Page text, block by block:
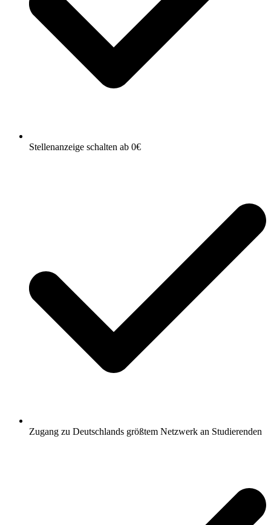
Stellenanzeige schalten ab 0€
Zugang zu Deutschlands größtem Netzwerk an Studierenden